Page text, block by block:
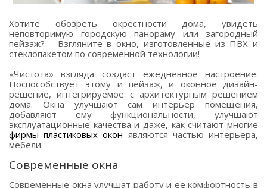
Хотите обозреть окрестности дома, увидеть
неповторимую городскую панораму или загородный
пейзаж? - Взгляните в окно, изготовленные из ПВХ и
стеклопакетом по современной технологии!
«Чистота» взгляда создаст ежедневное настроение.
Поспособствует этому и пейзаж, и оконное дизайн-
решение, интегрируемое с архитектурным решением
дома. Окна улучшают сам интерьер помещения,
добавляют ему функциональности, улучшают
эксплуатационные качества и даже, как считают многие
фирмы пластиковых окон являются частью интерьера,
мебели.
Современные окна
Современные окна улучшат работу и ее комфортность в